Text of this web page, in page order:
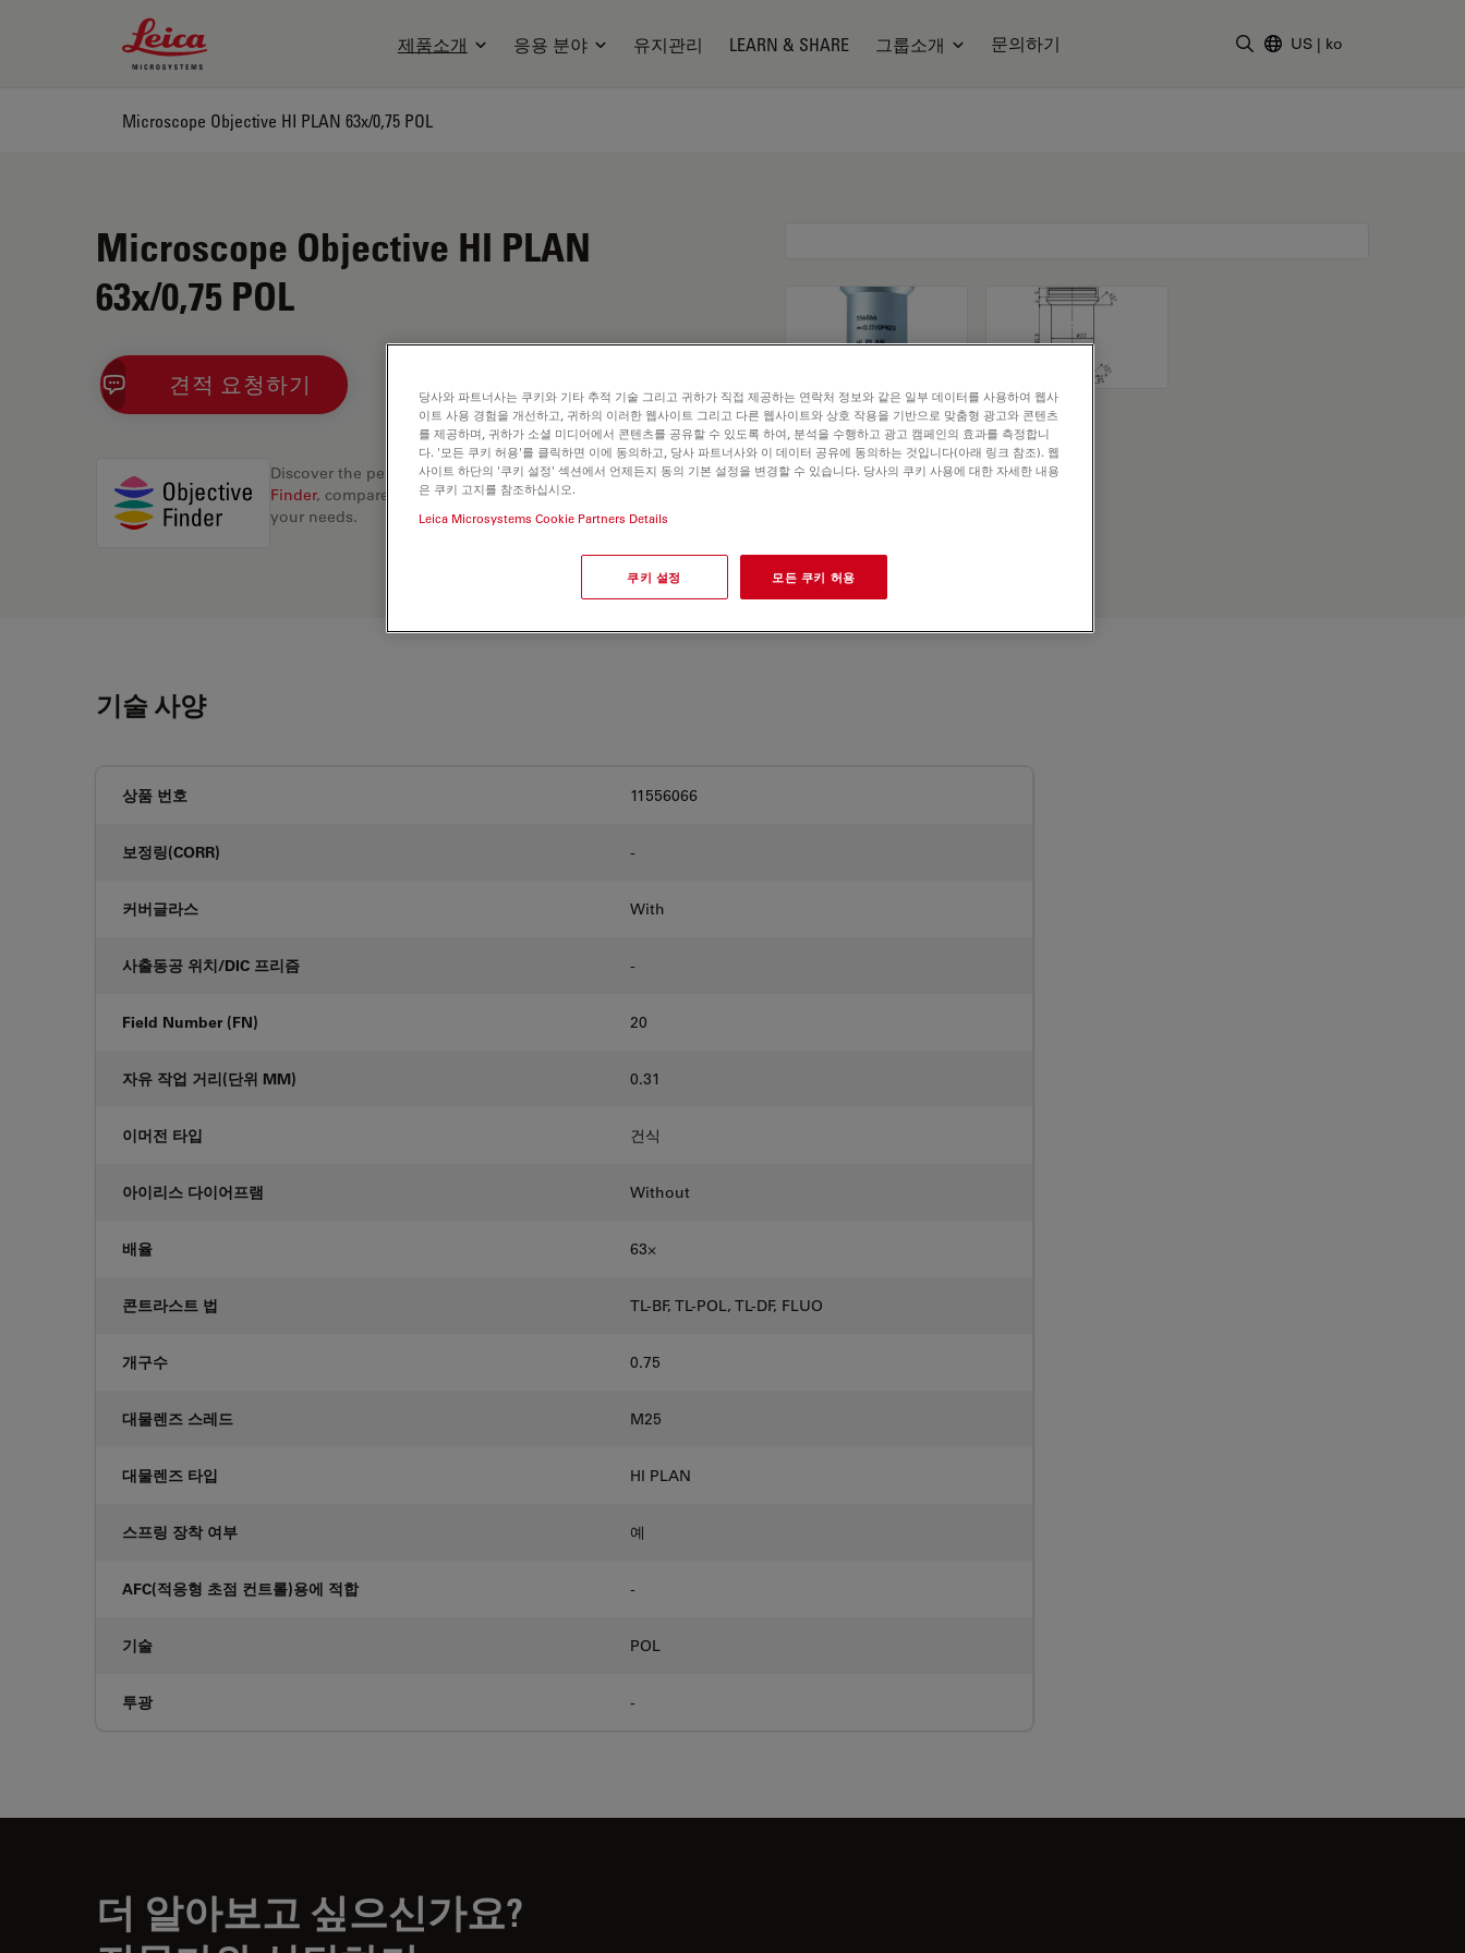
Leica Microsystems Logo
제품소개 응용 분야 유지관리 LEARN & SHARE 그룹소개 문의하기 US | ko
Microscope Objective HI PLAN 63x/0,75 POL
Microscope Objective HI PLAN
63x/0,75 POL
견적 요청하기
Discover the perfect solution. Explore ourObjective
Finder, compare alternatives, and find the best fit for
your needs.
기술 사양
상품 번호 11556066
보정링(CORR) -
커버글라스 With
사출동공 위치/DIC 프리즘 -
Field Number (FN) 20
자유 작업 거리(단위 MM) 0.31
이머전 타입 건식
아이리스 다이어프램 Without
배율 63⨉
콘트라스트 법 TL-BF, TL-POL, TL-DF, FLUO
개구수 0.75
대물렌즈 스레드 M25
대물렌즈 타입 HI PLAN
스프링 장착 여부 예
AFC(적응형 초점 컨트롤)용에 적합 -
기술 POL
투광 -
더 알아보고 싶으신가요?
당사와 파트너사는 쿠키와 기타 추적 기술 그리고 귀하가 직접 제공하는 연락처 정보와 같은 일부 데이터를 사용하여 웹사
이트 사용 경험을 개선하고, 귀하의 이러한 웹사이트 그리고 다른 웹사이트와 상호 작용을 기반으로 맞춤형 광고와 콘텐츠
를 제공하며, 귀하가 소셜 미디어에서 콘텐츠를 공유할 수 있도록 하여, 분석을 수행하고 광고 캠페인의 효과를 측정합니
다. '모든 쿠키 허용'를 클릭하면 이에 동의하고, 당사 파트너사와 이 데이터 공유에 동의하는 것입니다(아래 링크 참조). 웹
사이트 하단의 '쿠키 설정' 섹션에서 언제든지 동의 기본 설정을 변경할 수 있습니다. 당사의 쿠키 사용에 대한 자세한 내용
은 쿠키 고지를 참조하십시오.
Leica Microsystems Cookie Partners Details
쿠키 설정 모든 쿠키 허용